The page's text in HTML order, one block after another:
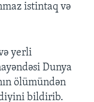
istintaq və
yerli
Dunya
ölümündən
bildirib.